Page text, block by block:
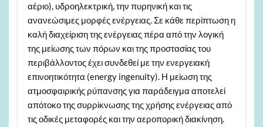
αέριο), υδροηλεκτρική, την πυρηνική και τις
ανανεώσιμες μορφές ενέργειας. Σε κάθε περίπτωση η
καλή διαχείριση της ενέργειας πέρα από την λογική
της μείωσης των πόρων και της προστασίας του
περιβάλλοντος έχει συνδεθεί με την ενεργειακή
επινοητικότητα (energy ingenuity). Η μείωση της
ατμοσφαιρικής ρύπανσης για παράδειγμα αποτελεί
απότοκο της συρρίκνωσης της χρήσης ενέργειας από
τις οδικές μεταφορές και την αεροπορική διακίνηση.